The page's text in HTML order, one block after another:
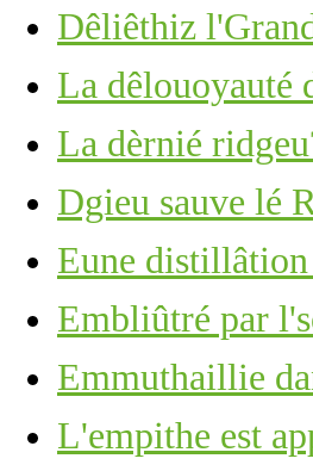
Dêliêthiz
La dêlouoyauté
La dèrnié
Dgieu sauve lé
Eune
Embliûtré par
Emmuthaillie
L'empithe est